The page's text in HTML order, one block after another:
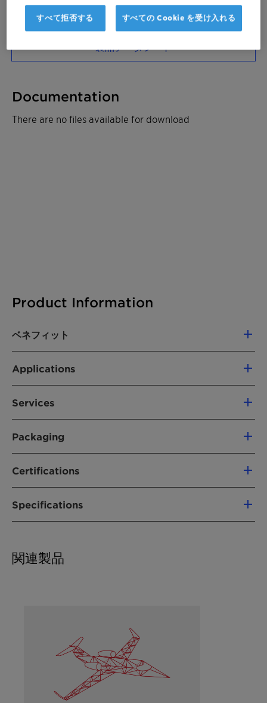
サンプルを注文
製品データシート
Product Information
ベネフィット
with multiple feedstocks
Outstanding cycle life even for high
amount of impurities
Applications
Merox unit
After MERICHEM: adsorption of impurities
after Merichem unit
Services
Performance Monitoring
Optimizing of performance and increase
time on-stream
Packaging
TONSIL™ Jet Supreme P
Protection against moisture through double
shrink wrapping foil
Certifications
ISO 14001
ISO 18001
Specifications
Documentation
There are no files available for download
関連製品
すべて拒否する すべての Cookie を受け入れる